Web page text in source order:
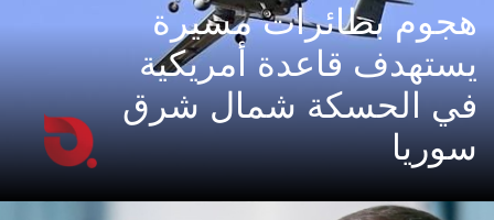
هجوم بطائرات مسيرة
يستهدف قاعدة أمريكية
في الحسكة شمال شرق
سوريا